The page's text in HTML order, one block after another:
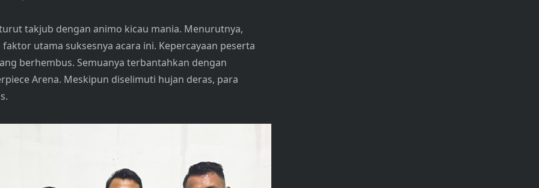
takjub dengan animo kicau mania. Menurutnya,
utama suksesnya acara ini. Kepercayaan peserta
berhembus. Semuanya terbantahkan dengan
Arena. Meskipun diselimuti hujan deras, para